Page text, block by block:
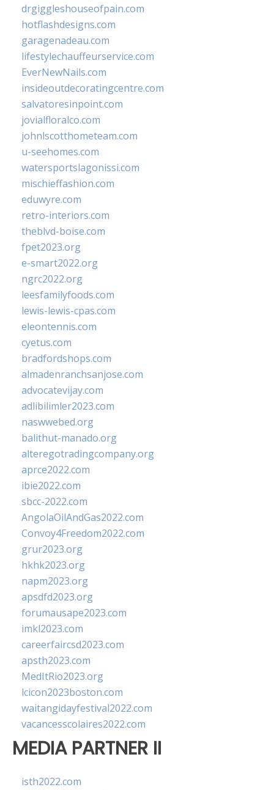
drgiggleshouseofpain.com
hotflashdesigns.com
garagenadeau.com
lifestylechauffeurservice.com
EverNewNails.com
insideoutdecoratingcentre.com
salvatoresinpoint.com
jovialfloralco.com
johnlscotthometeam.com
u-seehomes.com
watersportslagonissi.com
mischieffashion.com
eduwyre.com
retro-interiors.com
theblvd-boise.com
fpet2023.org
e-smart2022.org
ngrc2022.org
leesfamilyfoods.com
lewis-lewis-cpas.com
eleontennis.com
cyetus.com
bradfordshops.com
almadenranchsanjose.com
advocatevijay.com
adlibilimler2023.com
naswwebed.org
balithut-manado.org
alteregotradingcompany.org
aprce2022.com
ibie2022.com
sbcc-2022.com
AngolaOilAndGas2022.com
Convoy4Freedom2022.com
grur2023.org
hkhk2023.org
napm2023.org
apsdfd2023.org
forumausape2023.com
imkl2023.com
careerfaircsd2023.com
apsth2023.com
MedItRio2023.org
lcicon2023boston.com
waitangidayfestival2022.com
vacancesscolaires2022.com
MEDIA PARTNER II
isth2022.com